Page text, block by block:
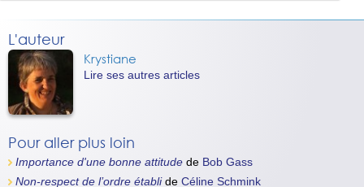
L'auteur
Krystiane
Lire ses autres articles
Pour aller plus loin
Importance d'une bonne attitude de Bob Gass
Non-respect de l’ordre établide Céline Schmink